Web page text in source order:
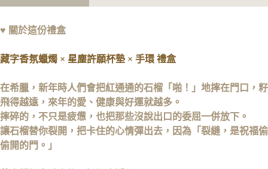
金
句
♥ 關於這份禮盒
藏字香氛蠟燭 × 星塵許願杯墊 × 手環 禮盒
在希臘，新年時人們會把紅通通的石榴「啪！」地摔在門口， 籽
飛得越遠，來年的愛、健康與好運就越多。
摔碎的，不只是疲憊，也把那些沒說出口的委屈一併放下。
讓石榴替你裂開，把卡住的心情彈出去， 因為「裂縫，是祝福偷
偷開的門。」